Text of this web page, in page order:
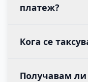
платеж?
Кога се
Получавам ли